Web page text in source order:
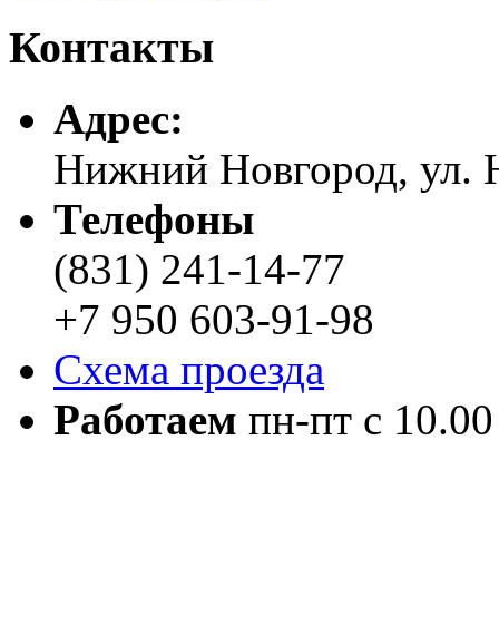
Контакты
Адреc:
Нижний Новгород, ул.
Телефоны
(831) 241-14-77
+7 950 603-91-98
Схема проезда
Работаем пн-пт с